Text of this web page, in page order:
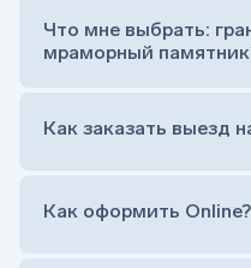
Обработка и
Расположение
на символ веры или
прописной)
Что мне выбрать:
мраморный
Как заказать выезд
Как оформить Online?